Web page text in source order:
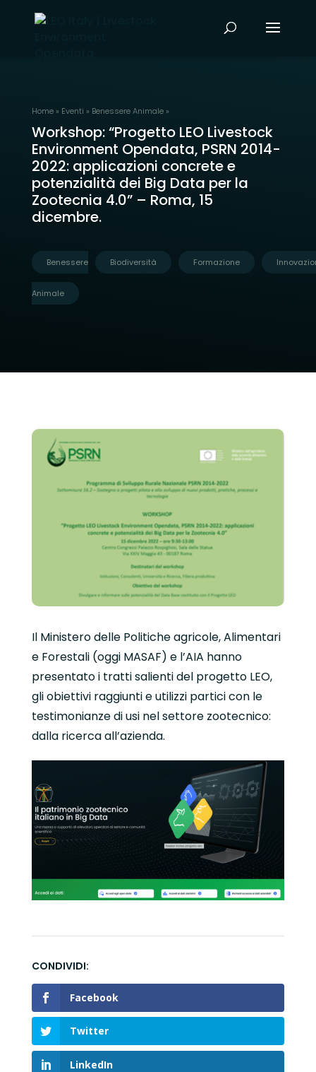
Home» Eventi » Benessere Animale»
Workshop: “Progetto LEO Livestock
Environment Opendata, PSRN 2014-
2022: applicazioni concrete e
potenzialità dei Big Data per la
Zootecnia 4.0” – Roma, 15
dicembre.
Benessere
Animale
Biodiversità Formazione
Il Ministero delle Politiche agricole, Alimentari
e Forestali (oggi MASAF) e l’AIA hanno
presentato i tratti salienti del progetto LEO,
gli obiettivi raggiunti e utilizzi partici con le
testimonianze di usi nel settore zootecnico:
dalla ricerca all’azienda.
Facebook
Twitter
LinkedIn